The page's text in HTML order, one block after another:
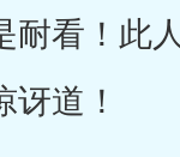
看！此
道！